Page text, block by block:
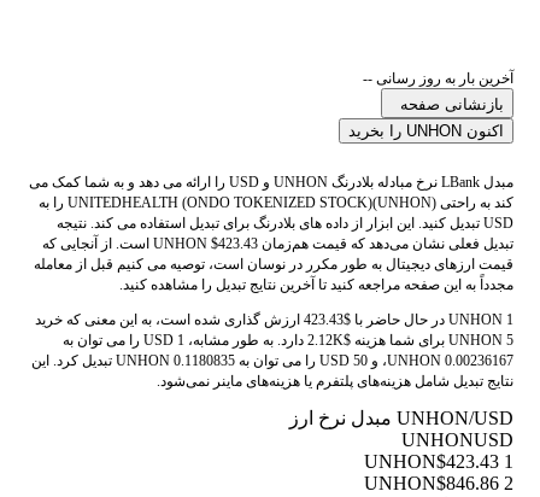
آخرین بار به روز رسانی --
بازنشانی صفحه
اکنون UNHON را بخرید
مبدل LBank نرخ مبادله بلادرنگ UNHON و USD را ارائه می دهد و به شما کمک می
کند به راحتی UNITEDHEALTH (ONDO TOKENIZED STOCK)(UNHON) را به
USD تبدیل کنید. این ابزار از داده های بلادرنگ برای تبدیل استفاده می کند. نتیجه
تبدیل فعلی نشان می‌دهد که قیمت هم‌زمان UNHON $423.43 است. از آنجایی که
قیمت ارزهای دیجیتال به طور مکرر در نوسان است، توصیه می کنیم قبل از معامله
مجدداً به این صفحه مراجعه کنید تا آخرین نتایج تبدیل را مشاهده کنید.
1 UNHON در حال حاضر با $423.43 ارزش گذاری شده است، به این معنی که خرید
5 UNHON برای شما هزینه $2.12K دارد. به طور مشابه، 1 USD را می توان به
0.00236167 UNHON، و 50 USD را می توان به 0.1180835 UNHON تبدیل کرد. این
نتایج تبدیل شامل هزینه‌های پلتفرم یا هزینه‌های ماینر نمی‌شود.
UNHON/USD مبدل نرخ ارز
UNHONUSD
1 UNHON
$423.43
2 UNHON
$846.86